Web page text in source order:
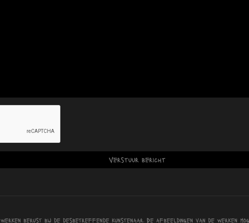
berust bij de desbetreffende kunstenaar. De afbeeldingen van de werken